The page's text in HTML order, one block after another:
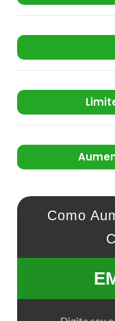
Como